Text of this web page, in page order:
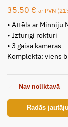
35.50 € ar PVN
• Attēls ar Minniju
• Izturīgi rokturi
• 3 gaisa kameras
Komplektā: viens
Nav noliktavā
Radās